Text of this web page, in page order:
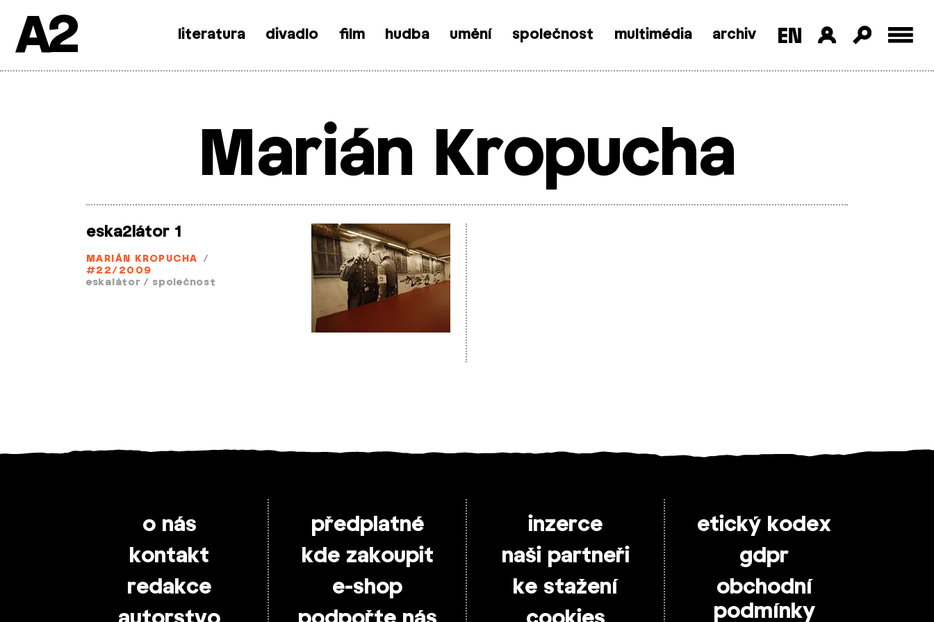
SkipA2 literatura divadlo film hudba umění společnost multimédia archiv
Marián Kropucha
eska2látor 1
MARIÁN KROPUCHA /
#22/2009
eskalátor / společnost
o nás
kontakt
redakce
předplatné
kde zakoupit
e-shop
inzerce
naši partneři
ke stažení
etický kodex
gdpr
obchodní
podmínky